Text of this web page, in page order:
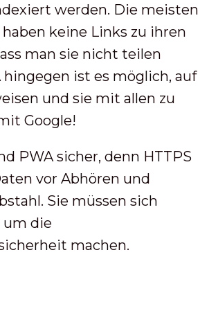
werden. Die meisten
keine Links zu ihren
man sie nicht teilen
hingegen ist es möglich, auf
und sie mit allen zu
Google!
PWA sicher, denn HTTPS
vor Abhören und
Sie müssen sich
um die
machen.